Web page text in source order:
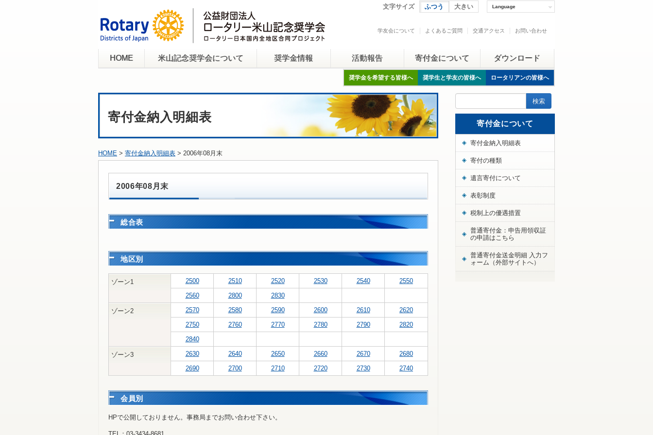
文字サイズ ふつう 大きい Language
学友会について よくあるご質問 交通アクセス お問い合わせ
HOME 米山記念奨学会について 奨学金情報 活動報告 寄付金について ダウンロード
奨学金を希望する皆様へ 奨学生と学友の皆様へ ロータリアンの皆様へ
寄付金納入明細表
HOME > 寄付金納入明細表 > 2006年08月末
2006年08月末
総合表
地区別
ゾーン1 2500 2510 2520 2530 2540
2550
2560
2800 2830
ゾーン2 2570 2580 2590 2600 2610
2620
2750
2760 2770 2780 2790
2820
2840
ゾーン3 2630 2640 2650 2660 2670
2680
2690
2700 2710 2720 2730 2740
会員別
HPで公開しておりません。事務局までお問い合わせ下さい。
寄付金について
寄付金納入明細表
寄付の種類
遺言寄付について
表彰制度
税制上の優遇措置
普通寄付金：申告用領収証
の申請はこちら
普通寄付金送金明細 入力フ
ォーム（外部サイトへ）